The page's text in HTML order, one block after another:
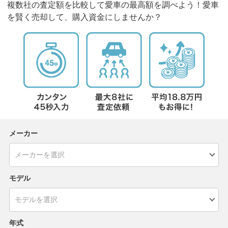
複数社の査定額を比較して愛車の最高額を調べよう！愛車
を賢く売却して、購入資金にしませんか？
メーカー
モデル
年式